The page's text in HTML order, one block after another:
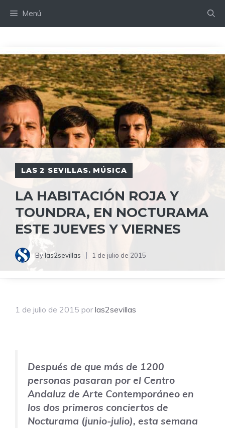
Menú
LAS 2 SEVILLAS. MÚSICA
LA HABITACIÓN ROJA Y
TOUNDRA, EN NOCTURAMA
ESTE JUEVES Y VIERNES
By las2sevillas 1 de julio de 2015
1 de julio de 2015 por las2sevillas
Después de que más de 1200
personas pasaran por el Centro
Andaluz de Arte Contemporáneo en
los dos primeros conciertos de
Nocturama (junio-julio), esta semana